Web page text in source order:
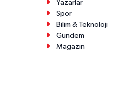
Yazarlar
Spor
Bilim & Teknoloji
Gündem
Magazin